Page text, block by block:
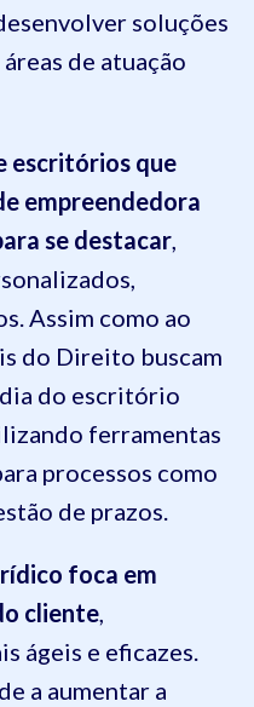
soluções
de atuação
escritórios que
empreendedora
se destacar,
Assim como ao
do Direito buscam
do escritório
ferramentas
processos como
de prazos.
foca em
cliente,
ágeis e eficazes.
a aumentar a